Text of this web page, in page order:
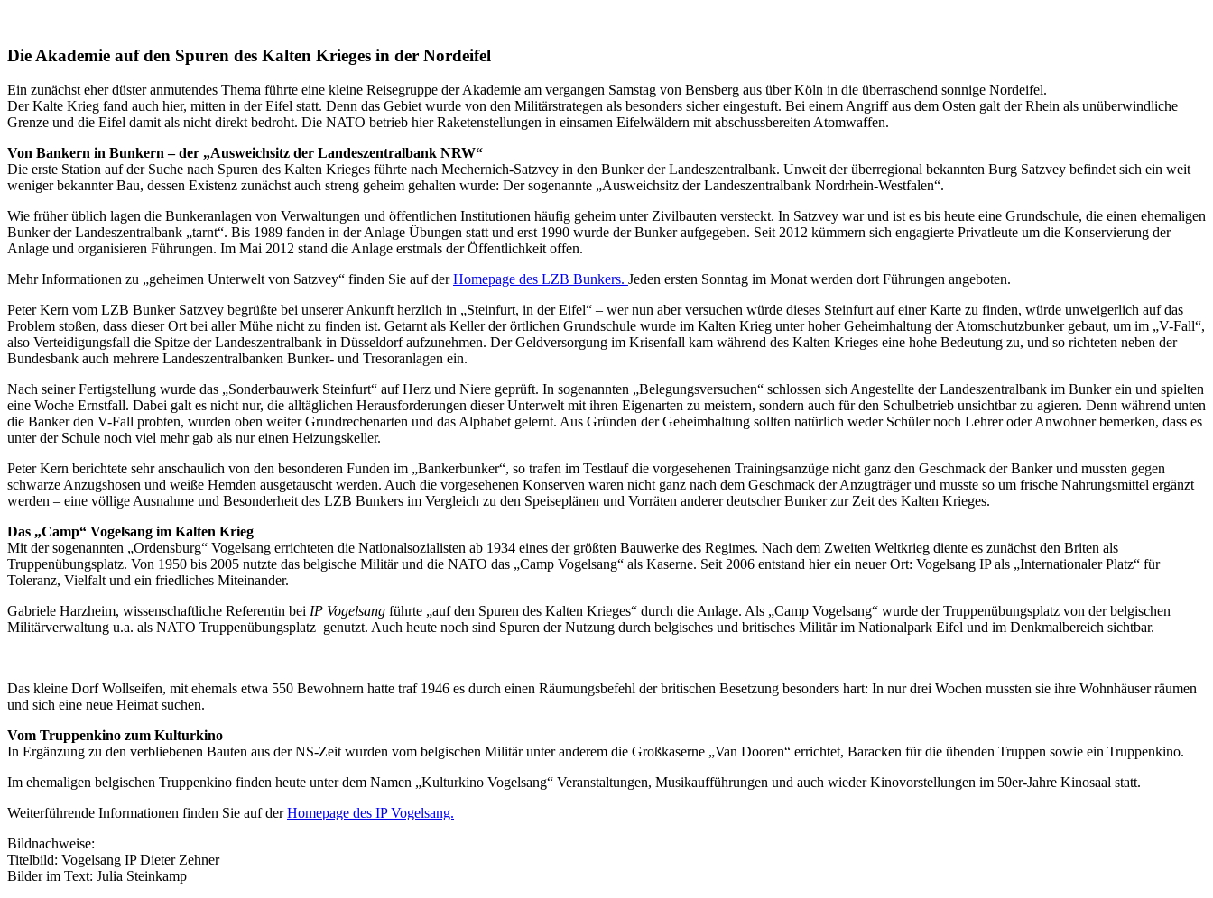
Die Akademie auf den Spuren des Kalten Krieges in der Nordeifel
Ein zunächst eher düster anmutendes Thema führte eine kleine Reisegruppe der Akademie am vergangen Samstag von Bensberg aus über Köln in die überraschend sonnige Nordeifel.
Der Kalte Krieg fand auch hier, mitten in der Eifel statt. Denn das Gebiet wurde von den Militärstrategen als besonders sicher eingestuft. Bei einem Angriff aus dem Osten galt der Rhein als unüberwindliche
Grenze und die Eifel damit als nicht direkt bedroht. Die NATO betrieb hier Raketenstellungen in einsamen Eifelwäldern mit abschussbereiten Atomwaffen.
Von Bankern in Bunkern – der „Ausweichsitz der Landeszentralbank NRW“
Die erste Station auf der Suche nach Spuren des Kalten Krieges führte nach Mechernich-Satzvey in den Bunker der Landeszentralbank. Unweit der überregional bekannten Burg Satzvey befindet sich ein weit
weniger bekannter Bau, dessen Existenz zunächst auch streng geheim gehalten wurde: Der sogenannte „Ausweichsitz der Landeszentralbank Nordrhein-Westfalen“.
Wie früher üblich lagen die Bunkeranlagen von Verwaltungen und öffentlichen Institutionen häufig geheim unter Zivilbauten versteckt. In Satzvey war und ist es bis heute eine Grundschule, die einen ehemaligen
Bunker der Landeszentralbank „tarnt“. Bis 1989 fanden in der Anlage Übungen statt und erst 1990 wurde der Bunker aufgegeben. Seit 2012 kümmern sich engagierte Privatleute um die Konservierung der
Anlage und organisieren Führungen. Im Mai 2012 stand die Anlage erstmals der Öffentlichkeit offen.
Mehr Informationen zu „geheimen Unterwelt von Satzvey“ finden Sie auf derHomepage des LZB Bunkers. Jeden ersten Sonntag im Monat werden dort Führungen angeboten.
Peter Kern vom LZB Bunker Satzvey begrüßte bei unserer Ankunft herzlich in „Steinfurt, in der Eifel“ – wer nun aber versuchen würde dieses Steinfurt auf einer Karte zu finden, würde unweigerlich auf das
Problem stoßen, dass dieser Ort bei aller Mühe nicht zu finden ist. Getarnt als Keller der örtlichen Grundschule wurde im Kalten Krieg unter hoher Geheimhaltung der Atomschutzbunker gebaut, um im „V-Fall“,
also Verteidigungsfall die Spitze der Landeszentralbank in Düsseldorf aufzunehmen. Der Geldversorgung im Krisenfall kam während des Kalten Krieges eine hohe Bedeutung zu, und so richteten neben der
Bundesbank auch mehrere Landeszentralbanken Bunker- und Tresoranlagen ein.
Nach seiner Fertigstellung wurde das „Sonderbauwerk Steinfurt“ auf Herz und Niere geprüft. In sogenannten „Belegungsversuchen“ schlossen sich Angestellte der Landeszentralbank im Bunker ein und spielten
eine Woche Ernstfall. Dabei galt es nicht nur, die alltäglichen Herausforderungen dieser Unterwelt mit ihren Eigenarten zu meistern, sondern auch für den Schulbetrieb unsichtbar zu agieren. Denn während unten
die Banker den V-Fall probten, wurden oben weiter Grundrechenarten und das Alphabet gelernt. Aus Gründen der Geheimhaltung sollten natürlich weder Schüler noch Lehrer oder Anwohner bemerken, dass es
unter der Schule noch viel mehr gab als nur einen Heizungskeller.
Peter Kern berichtete sehr anschaulich von den besonderen Funden im „Bankerbunker“, so trafen im Testlauf die vorgesehenen Trainingsanzüge nicht ganz den Geschmack der Banker und mussten gegen
schwarze Anzugshosen und weiße Hemden ausgetauscht werden. Auch die vorgesehenen Konserven waren nicht ganz nach dem Geschmack der Anzugträger und musste so um frische Nahrungsmittel ergänzt
werden – eine völlige Ausnahme und Besonderheit des LZB Bunkers im Vergleich zu den Speiseplänen und Vorräten anderer deutscher Bunker zur Zeit des Kalten Krieges.
Das „Camp“ Vogelsang im Kalten Krieg
Mit der sogenannten „Ordensburg“ Vogelsang errichteten die Nationalsozialisten ab 1934 eines der größten Bauwerke des Regimes. Nach dem Zweiten Weltkrieg diente es zunächst den Briten als
Truppenübungsplatz. Von 1950 bis 2005 nutzte das belgische Militär und die NATO das „Camp Vogelsang“ als Kaserne. Seit 2006 entstand hier ein neuer Ort: Vogelsang IP als „Internationaler Platz“ für
Toleranz, Vielfalt und ein friedliches Miteinander.
Gabriele Harzheim, wissenschaftliche Referentin bei IP Vogelsang führte „auf den Spuren des Kalten Krieges“ durch die Anlage. Als „Camp Vogelsang“ wurde der Truppenübungsplatz von der belgischen
Militärverwaltung u.a. als NATO Truppenübungsplatz genutzt. Auch heute noch sind Spuren der Nutzung durch belgisches und britisches Militär im Nationalpark Eifel und im Denkmalbereich sichtbar.
Das kleine Dorf Wollseifen, mit ehemals etwa 550 Bewohnern hatte traf 1946 es durch einen Räumungsbefehl der britischen Besetzung besonders hart: In nur drei Wochen mussten sie ihre Wohnhäuser räumen
und sich eine neue Heimat suchen.
Vom Truppenkino zum Kulturkino
In Ergänzung zu den verbliebenen Bauten aus der NS-Zeit wurden vom belgischen Militär unter anderem die Großkaserne „Van Dooren“ errichtet, Baracken für die übenden Truppen sowie ein Truppenkino.
Im ehemaligen belgischen Truppenkino finden heute unter dem Namen „Kulturkino Vogelsang“ Veranstaltungen, Musikaufführungen und auch wieder Kinovorstellungen im 50er-Jahre Kinosaal statt.
Weiterführende Informationen finden Sie auf derHomepage des IP Vogelsang.
Bildnachweise:
Titelbild: Vogelsang IP Dieter Zehner
Bilder im Text: Julia Steinkamp